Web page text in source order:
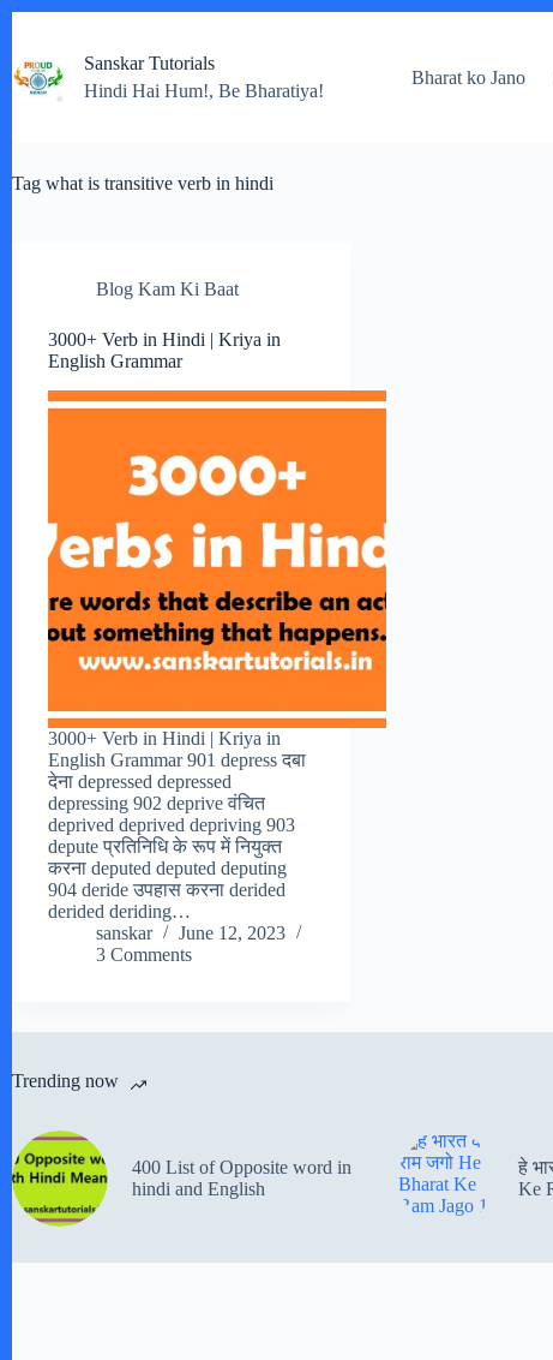
content
Sanskar Tutorials
Hindi Hai Hum!, Be Bharatiya!
Bharat ko Jano
Tag what is transitive verb in hindi
Blog Kam Ki Baat
3000+ Verb in Hindi | Kriya in
English Grammar
3000+ Verb in Hindi | Kriya in
English Grammar 901 depress दबा
देना depressed depressed
depressing 902 deprive वंचित
deprived deprived depriving 903
depute प्रतिनिधि के रूप में नियुक्त
करना deputed deputed deputing
904 deride उपहास करना derided
derided deriding…
sanskar
June 12, 2023
3 Comments
Trending now
400 List of Opposite word in
hindi and English
हे
Ke